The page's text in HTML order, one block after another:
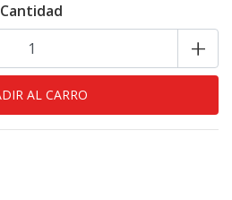
Cantidad
+